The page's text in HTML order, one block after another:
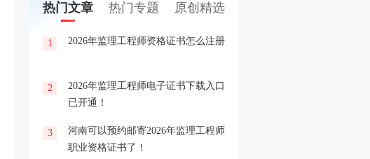
热门文章 热门专题 原创精选
1 2026年监理工程师资格证书怎么注册
2
2026年监理工程师电子证书下载入口
已开通！
3
河南可以预约邮寄2026年监理工程师
职业资格证书了！